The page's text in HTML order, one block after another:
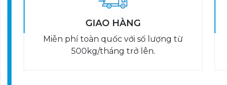
GIAO HÀNG
Miễn phí toàn quốc với số lượng từ
500kg/tháng trở lên.